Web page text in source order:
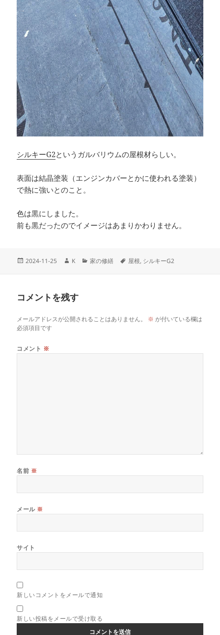
シルキーG2というガルバリウムの屋根材らしい。
表面は結晶塗装（エンジンカバーとかに使われる塗装）
で熱に強いとのこと。
色は黒にしました。
前も黒だったのでイメージはあまりかわりません。
投
2024-11-25
作
K
カ
家の修繕
タ
屋根, シルキーG2
コメントを残す
メールアドレスが公開されることはありません。 ※ が付いている欄は
必須項目です
コメント ※
名前 ※
メール ※
サイト
新しいコメントをメールで通知
新しい投稿をメールで受け取る